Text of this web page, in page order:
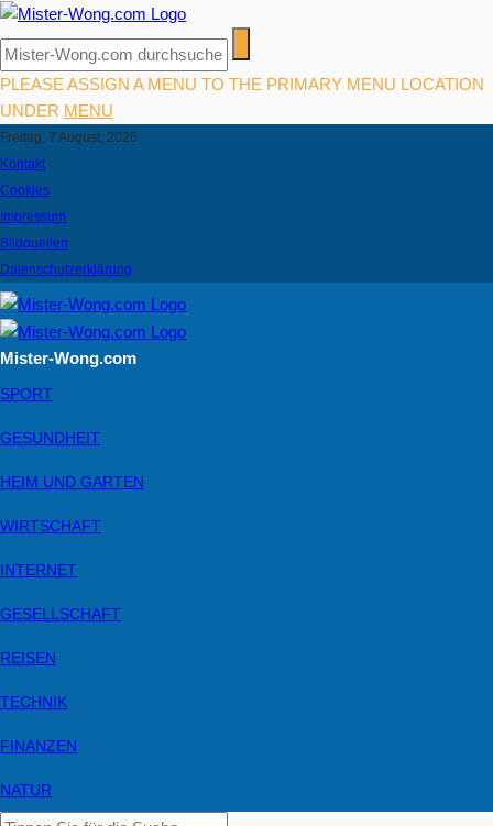
PLEASE ASSIGN A MENU TO THE PRIMARY MENU LOCATION
UNDER MENU
Freitag, 7 August, 2026
Kontakt
Cookies
Impressum
Bildquellen
Datenschutzerklärung
Mister-Wong.com
SPORT
GESUNDHEIT
HEIM UND GARTEN
WIRTSCHAFT
INTERNET
GESELLSCHAFT
REISEN
TECHNIK
FINANZEN
NATUR